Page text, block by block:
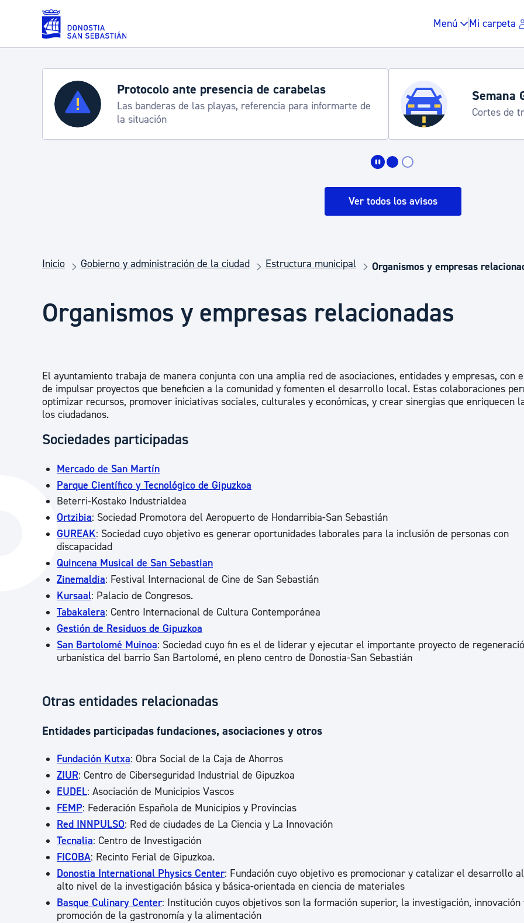
Saltar al contenido principal
Menú Mi carpeta
Servicios
Padrón y asuntos personales
Espacio público,
Seguridad ciudadana y emergencias Euskera
Salud Pública, animales y consumo Desarrollo económico
Participación ciudadana y asociacionismo Cultura
Deporte
La ciudad
La ciudad ahora
Descubre la ciudad
La ciudad futura
Actualidad
Avisos
Administración municipal
Protocolo ante presencia de carabelas
Las banderas de las playas, referencia para informarte de
la situación
Semana Grande 2026
Cortes de tráfico y servicios
Ver todos los avisos
Inicio Gobierno y administración de la ciudad Estructura municipal Organismos y empresas
Organismos y empresas relacionadas
El ayuntamiento trabaja de manera conjunta con una amplia red de asociaciones, entidades y empresas, con
de impulsar proyectos que beneficien a la comunidad y fomenten el desarrollo local. Estas colaboraciones
optimizar recursos, promover iniciativas sociales, culturales y económicas, y crear sinergias que enriquecen
los ciudadanos.
Sociedades participadas
Mercado de San Martín
Parque Científico y Tecnológico de Gipuzkoa
Beterri-Kostako Industrialdea
Ortzibia: Sociedad Promotora del Aeropuerto de Hondarribia-San Sebastián
GUREAK: Sociedad cuyo objetivo es generar oportunidades laborales para la inclusión de personas con
discapacidad
Quincena Musical de San Sebastian
Zinemaldia: Festival Internacional de Cine de San Sebastián
Kursaal: Palacio de Congresos.
Tabakalera: Centro Internacional de Cultura Contemporánea
Gestión de Residuos de Gipuzkoa
San Bartolomé Muinoa: Sociedad cuyo fin es el de liderar y ejecutar el importante proyecto de
urbanística del barrio San Bartolomé, en pleno centro de Donostia-San Sebastián
Otras entidades relacionadas
Entidades participadas fundaciones, asociaciones y otros
Fundación Kutxa: Obra Social de la Caja de Ahorros
ZIUR: Centro de Ciberseguridad Industrial de Gipuzkoa
EUDEL: Asociación de Municipios Vascos
FEMP: Federación Española de Municipios y Provincias
Red INNPULSO: Red de ciudades de La Ciencia y La Innovación
Tecnalia: Centro de Investigación
FICOBA: Recinto Ferial de Gipuzkoa.
Donostia International Physics Center: Fundación cuyo objetivo es promocionar y catalizar el desarrollo
alto nivel de la investigación básica y básica-orientada en ciencia de materiales
Basque Culinary Center: Institución cuyos objetivos son la formación superior, la investigación, innovación
promoción de la gastronomía y la alimentación